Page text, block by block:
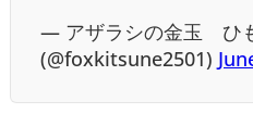
— アザラシの金玉 ひ
(@foxkitsune2501)